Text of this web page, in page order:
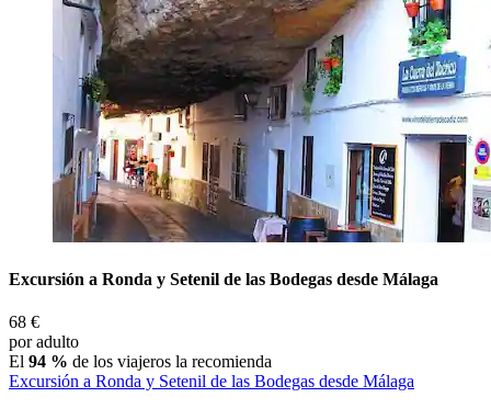
Excursión a Ronda y Setenil de las Bodegas desde Málaga
68 €
por adulto
El 94 % de los viajeros la recomienda
Excursión a Ronda y Setenil de las Bodegas desde Málaga